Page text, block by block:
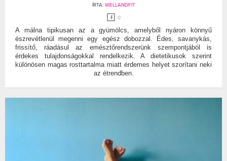
ÍRTA: WELLANDFIT
0
A málna tipikusan az a gyümölcs, amelyből nyáron könnyű
észrevétlenül megenni egy egész dobozzal. Édes, savanykás,
frissítő, ráadásul az emésztőrendszerünk szempontjából is
érdekes tulajdonságokkal rendelkezik. A dietetikusok szerint
különösen magas rosttartalma miatt érdemes helyet szorítani neki
az étrendben.